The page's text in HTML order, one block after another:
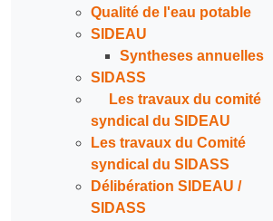
Qualité de l'eau potable
SIDEAU
Syntheses annuelles
SIDASS
Les travaux du comité
syndical du SIDEAU
Les travaux du Comité
syndical du SIDASS
Délibération SIDEAU /
SIDASS